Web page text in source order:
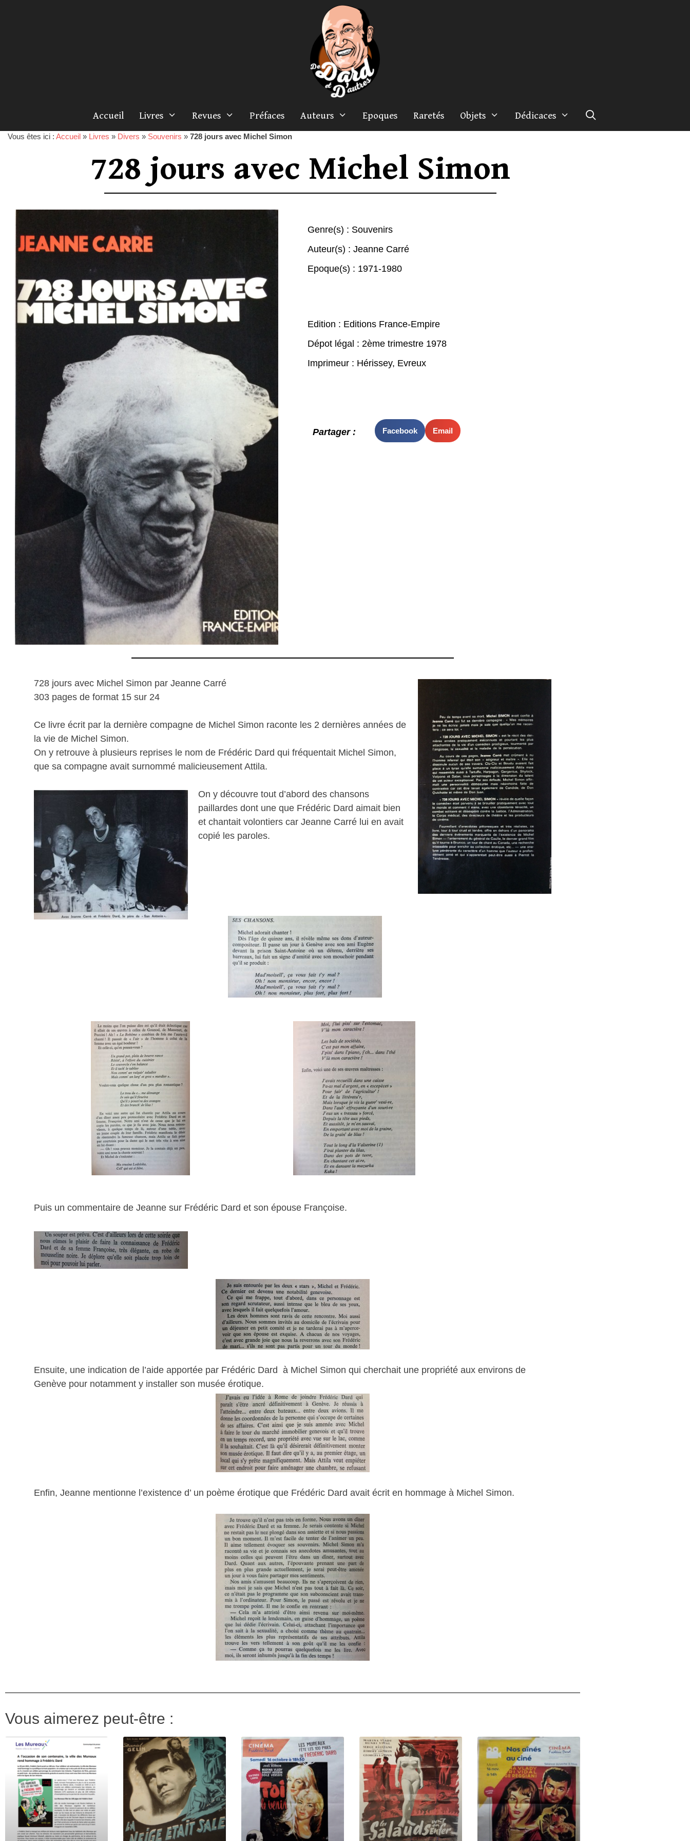
Accueil Livres Revues Préfaces Auteurs Epoques Raretés Objets Dédicaces
Vous êtes ici : Accueil » Livres » Divers » Souvenirs » 728 jours avec Michel Simon
728 jours avec Michel Simon
Genre(s) : Souvenirs
Auteur(s) : Jeanne Carré
Epoque(s) : 1971-1980
Edition : Editions France-Empire
Dépot légal : 2ème trimestre 1978
Imprimeur : Hérissey, Evreux
Partager : Facebook Email
728 jours avec Michel Simon par Jeanne Carré
303 pages de format 15 sur 24
Ce livre écrit par la dernière compagne de Michel Simon raconte les 2 dernières années de
la vie de Michel Simon.
On y retrouve à plusieurs reprises le nom de Frédéric Dard qui fréquentait Michel Simon,
que sa compagne avait surnommé malicieusement Attila.
On y découvre tout d’abord des chansons
paillardes dont une que Frédéric Dard aimait bien
et chantait volontiers car Jeanne Carré lui en avait
copié les paroles.
Puis un commentaire de Jeanne sur Frédéric Dard et son épouse Françoise.
Ensuite, une indication de l’aide apportée par Frédéric Dard à Michel Simon qui cherchait une propriété aux environs de
Genève pour notamment y installer son musée érotique.
Enfin, Jeanne mentionne l’existence d’ un poème érotique que Frédéric Dard avait écrit en hommage à Michel Simon.
Vous aimerez peut-être :